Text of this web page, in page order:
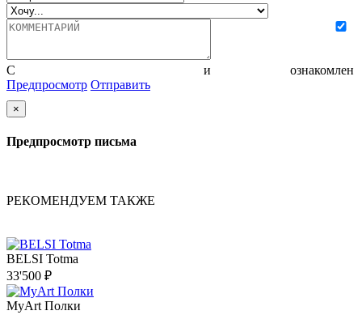
С и
ознакомлен
Предпросмотр Отправить
×
Предпросмотр письма
РЕКОМЕНДУЕМ ТАКЖЕ
BELSI Totma
33'500 ₽
MyArt Полки